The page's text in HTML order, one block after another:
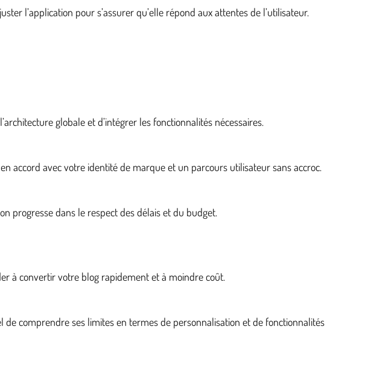
l’application pour s’assurer qu’elle répond aux attentes de l’utilisateur.
globale et d’intégrer les fonctionnalités nécessaires.
accord avec votre identité de marque et un parcours utilisateur sans accroc.
progresse dans le respect des délais et du budget.
à convertir votre blog rapidement et à moindre coût.
comprendre ses limites en termes de personnalisation et de fonctionnalités